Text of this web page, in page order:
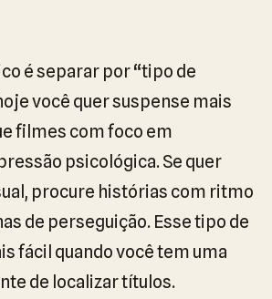
é separar por “tipo de
você quer suspense mais
filmes com foco em
psicológica. Se quer
procure histórias com ritmo
de perseguição. Esse tipo de
fácil quando você tem uma
de localizar títulos.